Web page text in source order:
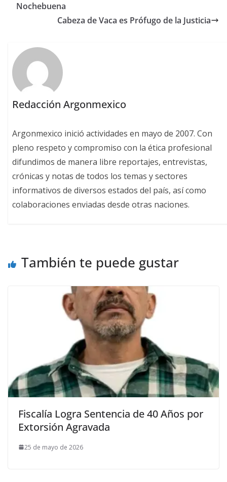
Nochebuena
Cabeza de Vaca es Prófugo de la Justicia
Redacción Argonmexico
Argonmexico inició actividades en mayo de 2007. Con
pleno respeto y compromiso con la ética profesional
difundimos de manera libre reportajes, entrevistas,
crónicas y notas de todos los temas y sectores
informativos de diversos estados del país, así como
colaboraciones enviadas desde otras naciones.
También te puede gustar
Fiscalía Logra Sentencia de 40 Años por
Extorsión Agravada
25 de mayo de 2026